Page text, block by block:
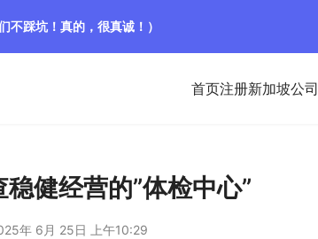
首页注册新加坡公司
健经营的”体检中心”
年 6月 25日 上午10:29
踩坑！真的，很真诚！）